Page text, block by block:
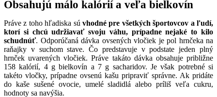
Obsahujú málo kalórií a veľa bielkovín
Práve z toho hľadiska sú vhodné pre všetkých športovcov a ľudí,
ktorí si chcú udržiavať svoju váhu, prípadne nejaké to kilo
schudnúť. Odporúčaná dávka ovsených vločiek je pol hrnčeka na
raňajky v suchom stave. Čo predstavuje v podstate jeden plný
hrnček uvarených vločiek. Práve takáto dávka obsahuje približne
158 kalórií, 4 g bielkovín a 7 g sacharidov. Je však potrebné si
takéto vločky, prípadne ovsenú kašu pripraviť správne. Ak pridáte
do kaše sušené ovocie, umelé sladidlá alebo príliš veľa cukru,
hodnoty sa navýšia.